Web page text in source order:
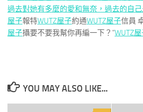
過去對她有多麼的愛和無奈，過去的自
屋子報特WUTZ屋子約通WUTZ屋子信員
屋子攝要不要我幫你再編一下？”WUTZ
YOU MAY ALSO LIKE...